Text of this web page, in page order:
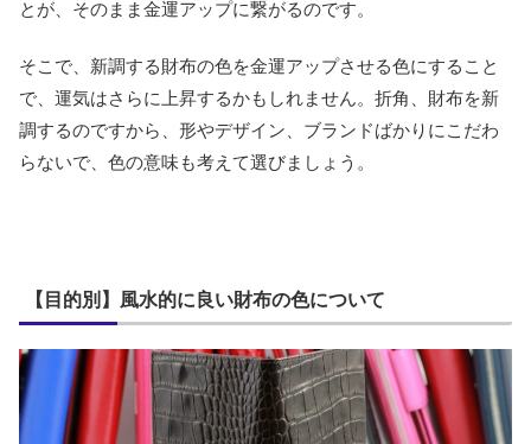
とが、そのまま金運アップに繋がるのです。
そこで、新調する財布の色を金運アップさせる色にすること
で、運気はさらに上昇するかもしれません。折角、財布を新
調するのですから、形やデザイン、ブランドばかりにこだわ
らないで、色の意味も考えて選びましょう。
【目的別】風水的に良い財布の色について